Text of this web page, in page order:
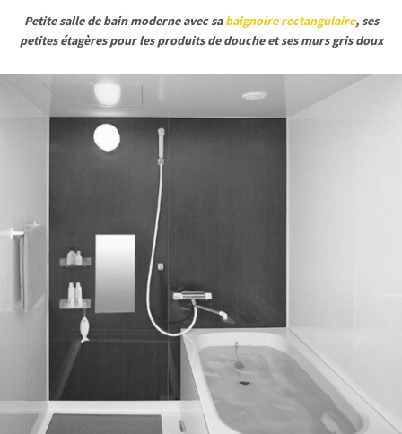
Petite salle de bain moderne avec sabaignoire rectangulaire, ses
petites étagères pour les produits de douche et ses murs gris doux